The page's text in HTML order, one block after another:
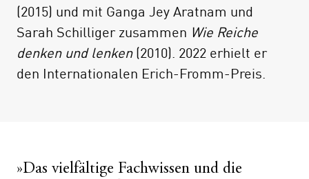
(2015) und mit Ganga Jey Aratnam und
Sarah Schilliger zusammen Wie Reiche
denken und lenken(2010). 2022 erhielt er
den Internationalen Erich-Fromm-Preis.
»Das vielfältige Fachwissen und die